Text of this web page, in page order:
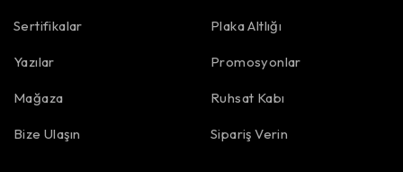
Sertifikalar
Yazılar
Mağaza
Bize Ulaşın
Plaka Altlığı
Promosyonlar
Ruhsat Kabı
Sipariş Verin